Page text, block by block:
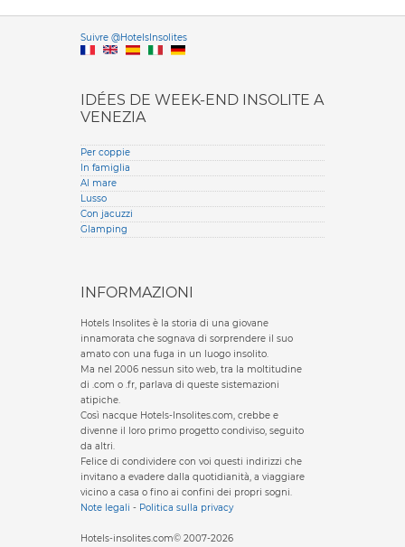
Suivre @HotelsInsolitesVersione
IDÉES DE WEEK-END INSOLITE A
VENEZIA
Per coppie
In famiglia
Al mare
Lusso
Con jacuzzi
Glamping
INFORMAZIONI
Hotels Insolites è la storia di una giovane
innamorata che sognava di sorprendere il suo
amato con una fuga in un luogo insolito.
Ma nel 2006 nessun sito web, tra la moltitudine
di .com o .fr, parlava di queste sistemazioni
atipiche.
Così nacque Hotels-Insolites.com, crebbe e
divenne il loro primo progetto condiviso, seguito
da altri.
Felice di condividere con voi questi indirizzi che
invitano a evadere dalla quotidianità, a viaggiare
vicino a casa o fino ai confini dei propri sogni.
Note legali - Politica sulla privacy
Hotels-insolites.com© 2007-2026